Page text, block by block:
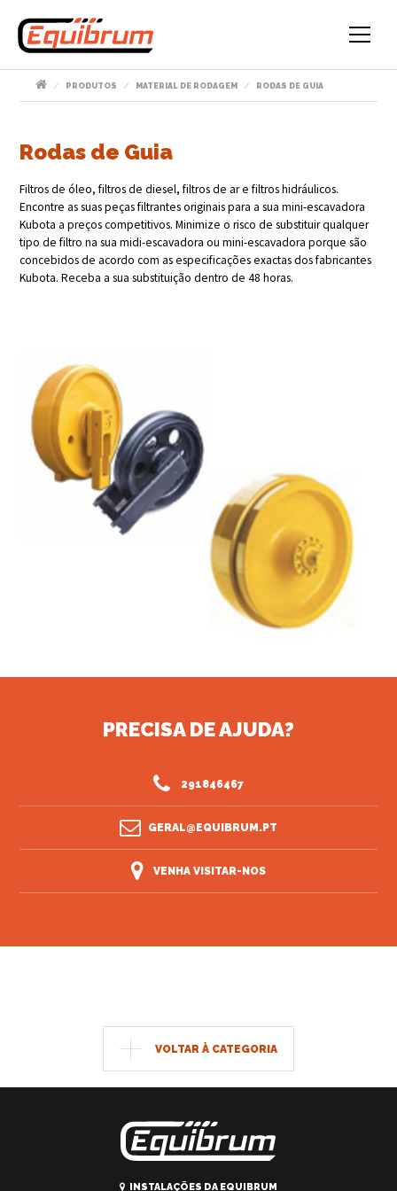
PRODUTOS MATERIAL DE RODAGEM RODAS DE GUIA
Rodas de Guia
Filtros de óleo, filtros de diesel, filtros de ar e filtros hidráulicos.
Encontre as suas peças filtrantes originais para a sua mini-escavadora
Kubota a preços competitivos. Minimize o risco de substituir qualquer
tipo de filtro na sua midi-escavadora ou mini-escavadora porque são
concebidos de acordo com as especificações exactas dos fabricantes
Kubota. Receba a sua substituição dentro de 48 horas.
PRECISA DE AJUDA?
291846467
GERAL@EQUIBRUM.PT
VENHA VISITAR-NOS
VOLTAR À CATEGORIA
INSTALAÇÕES DA EQUIBRUM